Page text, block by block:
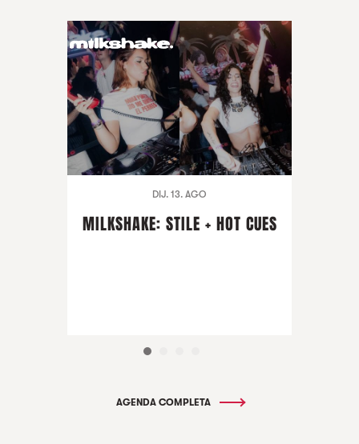
DIJ. 13. AGO
MILKSHAKE: STILE + HOT CUES
AGENDA COMPLETA